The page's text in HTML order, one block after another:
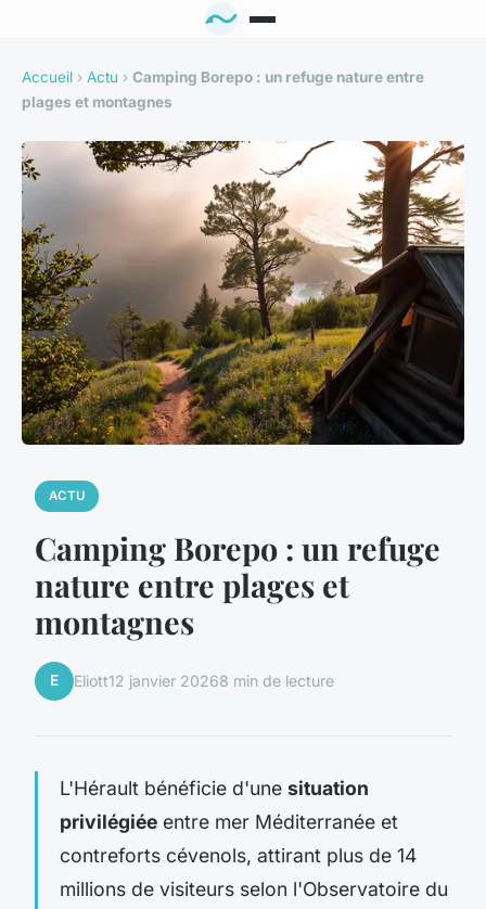
Accueil › Actu › Camping Borepo : un refuge nature entre
plages et montagnes
ACTU
Camping Borepo : un refuge
nature entre plages et
montagnes
E Eliott12 janvier 20268 min de lecture
L'Hérault bénéficie d'une situation
privilégiée entre mer Méditerranée et
contreforts cévenols, attirant plus de 14
millions de visiteurs selon l'Observatoire du